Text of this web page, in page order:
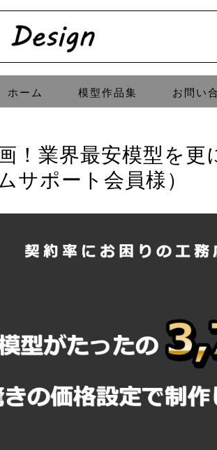
ホーム 模型作品集 お問い
！業界最安模型を更
サポート会員様）